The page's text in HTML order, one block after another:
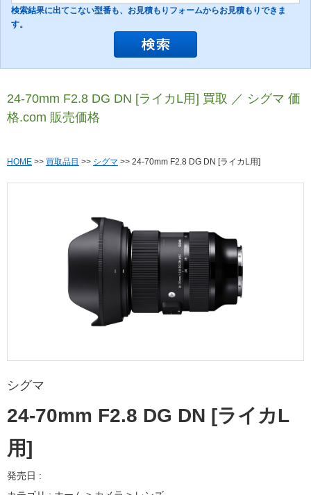
検索結果に出てこない型番も、お見積もりフォームからお見積もりできま
す。
24-70mm F2.8 DG DN [ライカL用] 買取 ／ シグマ 価
格.com 販売価格
HOME >> 買取品目 >> シグマ >> 24-70mm F2.8 DG DN [ライカL用]
シグマ
24-70mm F2.8 DG DN [ライカL
用]
発売日 :